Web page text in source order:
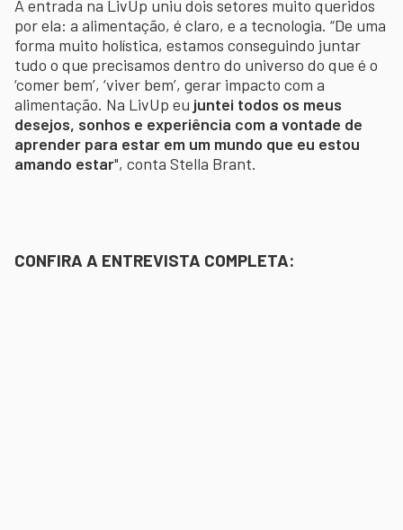
A entrada na LivUp uniu dois setores muito queridos
por ela: a alimentação, é claro, e a tecnologia. “De uma
forma muito holística, estamos conseguindo juntar
tudo o que precisamos dentro do universo do que é o
‘comer bem’, ‘viver bem’, gerar impacto com a
alimentação. Na LivUp eu juntei todos os meus
desejos, sonhos e experiência com a vontade de
aprender para estar em um mundo que eu estou
amando estar", conta Stella Brant.
CONFIRA A ENTREVISTA COMPLETA: